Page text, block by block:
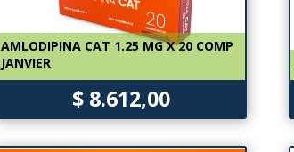
AMLODIPINA CAT 1.25 MG X 20 COMP
JANVIER
$ 8.612,00